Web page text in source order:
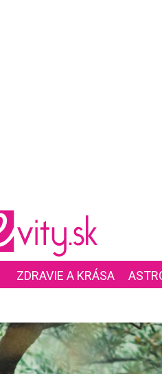
ZDRAVIE A KRÁSA